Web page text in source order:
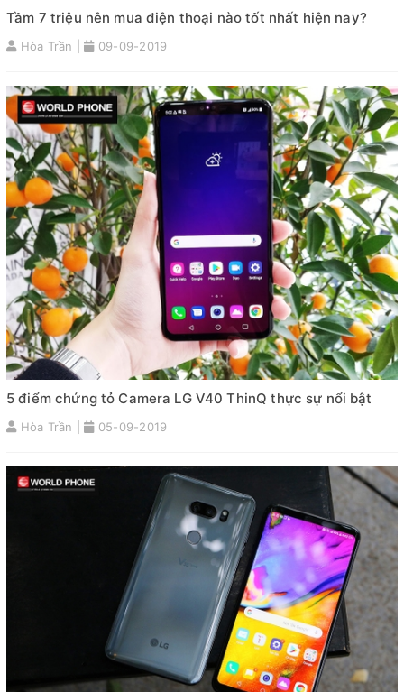
Tầm 7 triệu nên mua điện thoại nào tốt nhất hiện nay?
Hòa Trần | 09-09-2019
5 điểm chứng tỏ Camera LG V40 ThinQ thực sự nổi bật
Hòa Trần | 05-09-2019